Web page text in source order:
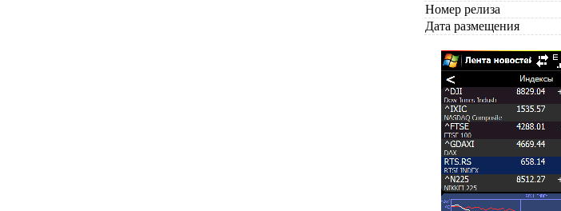
Номер релиза
Дата размещения